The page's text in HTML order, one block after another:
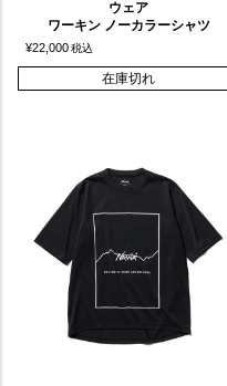
ウェア
ワーキン ノーカラーシャツ
¥22,000税込
在庫切れ